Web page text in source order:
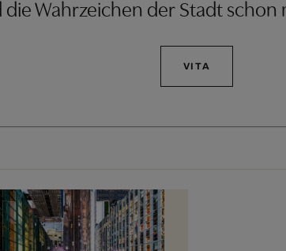
die Wahrzeichen der Stadt
VITA